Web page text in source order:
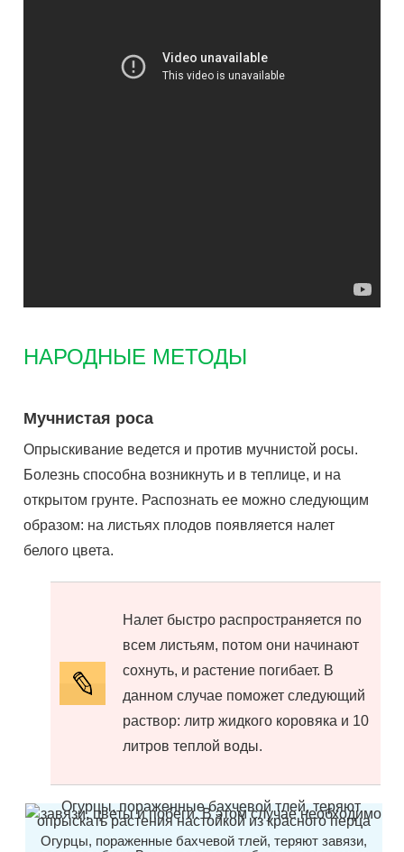
НАРОДНЫЕ МЕТОДЫ
Мучнистая роса
Опрыскивание ведется и против мучнистой росы.
Болезнь способна возникнуть и в теплице, и на
открытом грунте. Распознать ее можно следующим
образом: на листьях плодов появляется налет
белого цвета.
Налет быстро распространяется по
всем листьям, потом они начинают
сохнуть, и растение погибает. В
данном случае поможет следующий
раствор: литр жидкого коровяка и 10
литров теплой воды.
Огурцы, пораженные бахчевой тлей, теряют завязи,